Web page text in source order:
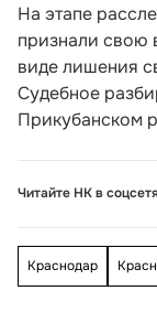
На этапе
признали свою
виде лишения
Судебное
Прикубанском
Читайте НК в
Краснодар